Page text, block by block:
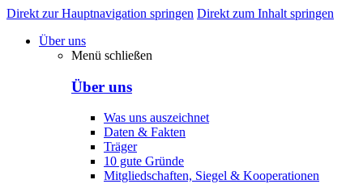
Direkt zur Hauptnavigation springen Direkt zum Inhalt springen
Über uns
Menü schließen
Über uns
Was uns auszeichnet
Daten & Fakten
Träger
10 gute Gründe
Mitgliedschaften, Siegel & Kooperationen